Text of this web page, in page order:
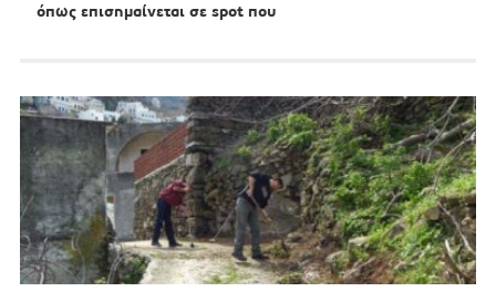
όπως επισημαίνεται σε spot που